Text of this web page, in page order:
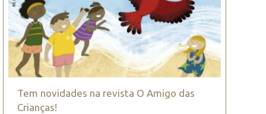
Tem novidades na revista O Amigo das
Crianças!